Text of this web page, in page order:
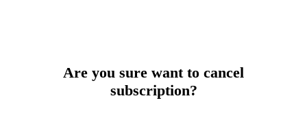
Are you sure want to cancel
subscription?